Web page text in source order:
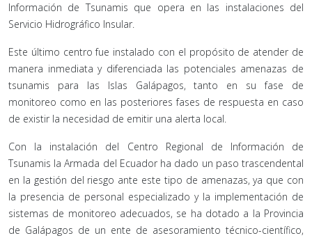
Información de Tsunamis que opera en las instalaciones del
Servicio Hidrográfico Insular.
Este último centro fue instalado con el propósito de atender de
manera inmediata y diferenciada las potenciales amenazas de
tsunamis para las Islas Galápagos, tanto en su fase de
monitoreo como en las posteriores fases de respuesta en caso
de existir la necesidad de emitir una alerta local.
Con la instalación del Centro Regional de Información de
Tsunamis la Armada del Ecuador ha dado un paso trascendental
en la gestión del riesgo ante este tipo de amenazas, ya que con
la presencia de personal especializado y la implementación de
sistemas de monitoreo adecuados, se ha dotado a la Provincia
de Galápagos de un ente de asesoramiento técnico-científico,